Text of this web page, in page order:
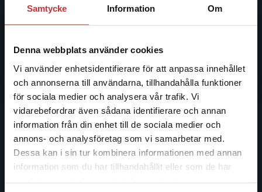
Samtycke Information Om
Denna webbplats använder cookies
Vi använder enhetsidentifierare för att anpassa innehållet
och annonserna till användarna, tillhandahålla funktioner
för sociala medier och analysera vår trafik. Vi
vidarebefordrar även sådana identifierare och annan
information från din enhet till de sociala medier och
annons- och analysföretag som vi samarbetar med.
Dessa kan i sin tur kombinera informationen med annan
information som du har tillhandahållit eller som de har
Begränsad fraktregion
Det verkar som att du besöker
studentlitteratur.se via en enhet utanför Sverige.
ledande utbildningsförlag. Med läromedel, kurslitteratur,
facklitteratur, utbildningar och digitala
längs hela kunskapsresan.
Kontakta oss
Kontakta oss
046-31 20 00
Postadress:
Box 141
221 00 Lund